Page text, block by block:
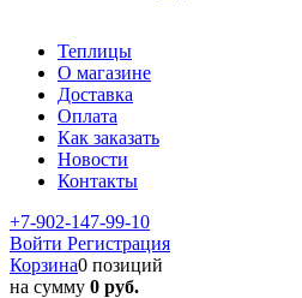
Теплицы
О магазине
Доставка
Оплата
Как заказать
Новости
Контакты
+7-902-147-99-10
Войти Регистрация
Корзина0 позиций
на сумму 0 руб.